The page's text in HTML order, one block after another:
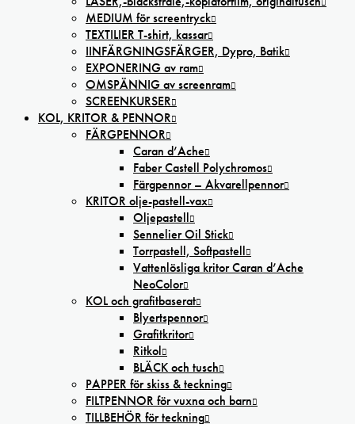
MEDIUM för screentryck
TEXTILIER T-shirt, kassar
IINFÄRGNINGSFÄRGER, Dypro, Batik
EXPONERING av ram
OMSPÄNNIG av screenram
SCREENKURSER
KOL, KRITOR & PENNOR
FÄRGPENNOR
Caran d’Ache
Faber Castell Polychromos
Färgpennor – Akvarellpennor
KRITOR olje-pastell-vax
Oljepastell
Sennelier Oil Stick
Torrpastell, Softpastell
Vattenlösliga kritor Caran d’Ache
NeoColor
KOL och grafitbaserat
Blyertspennor
Grafitkritor
Ritkol
BLÄCK och tusch
PAPPER för skiss & teckning
FILTPENNOR för vuxna och barn
TILLBEHÖR för teckning